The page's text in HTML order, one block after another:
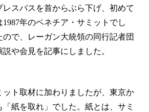
スパスを首からぶら下げ、初めて
年のベネチア・サミットでし
で、レーガン大統領の同行記者団
や会見を記事にしました。
ット取材に加わりましたが、東京か
紙を取れ」でした。紙とは、サミ